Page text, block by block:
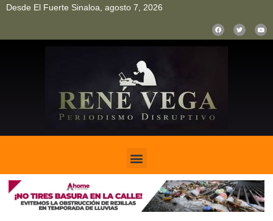
Desde El Fuerte Sinaloa, agosto 7, 2026